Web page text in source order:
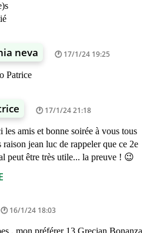
neva 17/1/24 19:25
Patrice
17/1/24 21:18
les amis et bonne soirée à vous tous
raison jean luc de rappeler que ce 2e
peut être très utile... la preuve ! 😉
16/1/24 18:03